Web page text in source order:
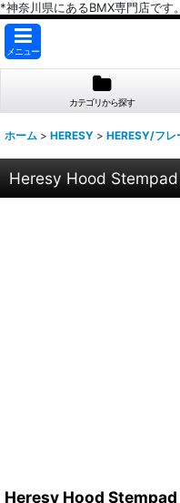
*神奈川県にあるBMX専門店で
メニュー
カテゴリから探す
ホーム > HERESY > HERESY/フレ
Heresy Hood Stempad
Heresy Hood Stempad